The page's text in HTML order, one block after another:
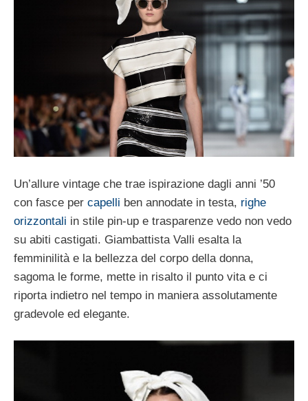
Un’allure vintage che trae ispirazione dagli anni ’50
con fasce per capelli ben annodate in testa, righe
orizzontali in stile pin-up e trasparenze vedo non vedo
su abiti castigati. Giambattista Valli esalta la
femminilità e la bellezza del corpo della donna,
sagoma le forme, mette in risalto il punto vita e ci
riporta indietro nel tempo in maniera assolutamente
gradevole ed elegante.